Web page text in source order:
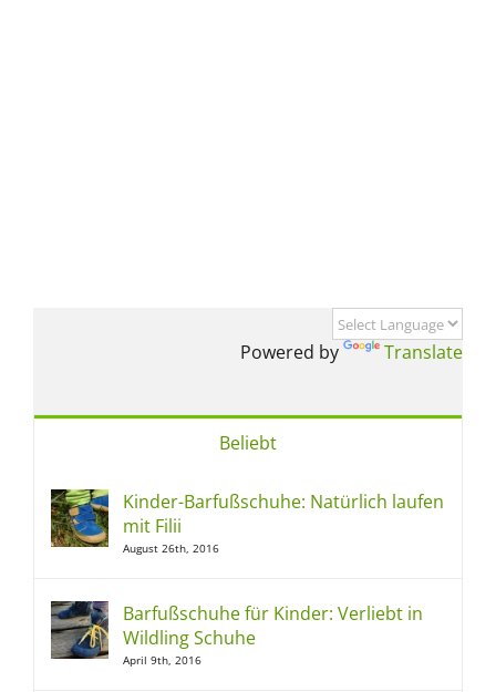
Powered by Translate
Beliebt
Kinder-Barfußschuhe: Natürlich laufen
mit Filii
August 26th, 2016
Barfußschuhe für Kinder: Verliebt in
Wildling Schuhe
April 9th, 2016